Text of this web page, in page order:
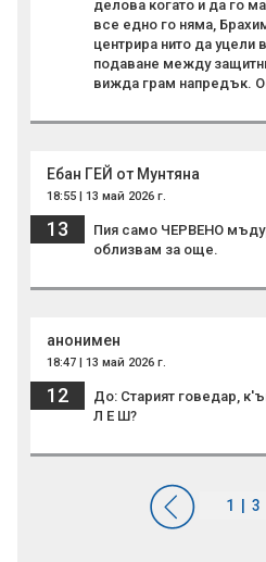
делова когато и да го
все едно го няма,
центрира нито да уцели
подаване между
вижда грам напредък.
Ебан ГЕЙ от Мунтяна
18:55 | 13 май 2026 г.
13
Пия само ЧЕРВЕНО
облизвам за още.
анонимен
18:47 | 13 май 2026 г.
12
До: Старият говедар,
Л Е Ш?